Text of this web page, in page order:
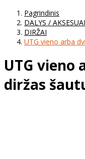
Pagrindinis
DALYS /
DIRŽAI
UTG vieno arba
UTG vieno
diržas